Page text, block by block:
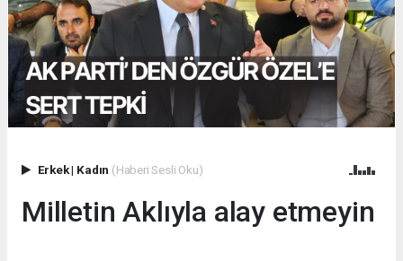
Erkek| Kadın (Haberi Sesli Oku)
Milletin Aklıyla alay etmeyin